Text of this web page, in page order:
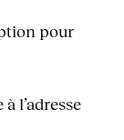
pour
à l’adresse